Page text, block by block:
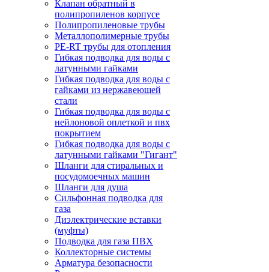
Клапан обратный в
полипропиленов корпусе
Полипропиленовые трубы
Металлополимерные трубы
PE-RT трубы для отопления
Гибкая подводка для воды с
латунными гайками
Гибкая подводка для воды с
гайками из нержавеющей
стали
Гибкая подводка для воды с
нейлоновой оплеткой и пвх
покрытием
Гибкая подводка для воды с
латунными гайками "Гигант"
Шланги для стиральных и
посудомоечных машин
Шланги для душа
Сильфонная подводка для
газа
Диэлектрические вставки
(муфты)
Подводка для газа ПВХ
Коллекторные системы
Арматура безопасности